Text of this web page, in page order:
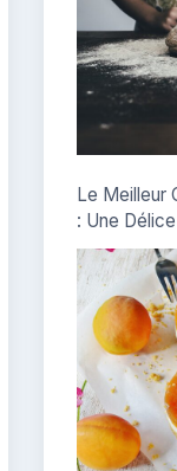
Le Meilleur
: Une